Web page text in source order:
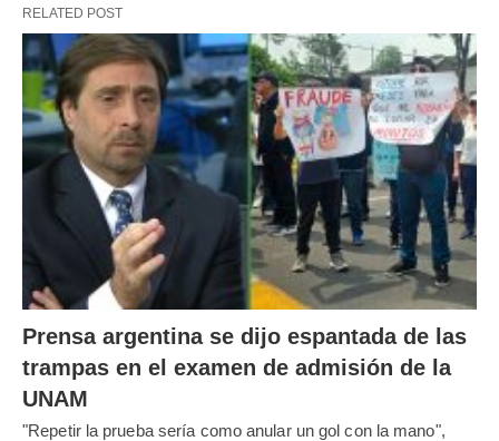
RELATED POST
Prensa argentina se dijo espantada de las
trampas en el examen de admisión de la
UNAM
"Repetir la prueba sería como anular un gol con la mano",